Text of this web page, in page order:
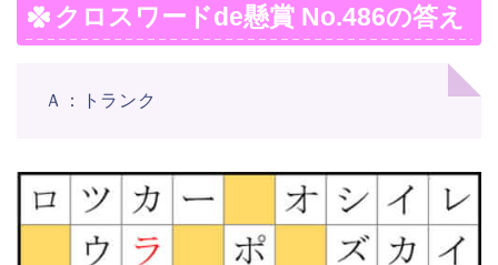
クロスワードde懸賞 No.486の答え
Ａ：トランク